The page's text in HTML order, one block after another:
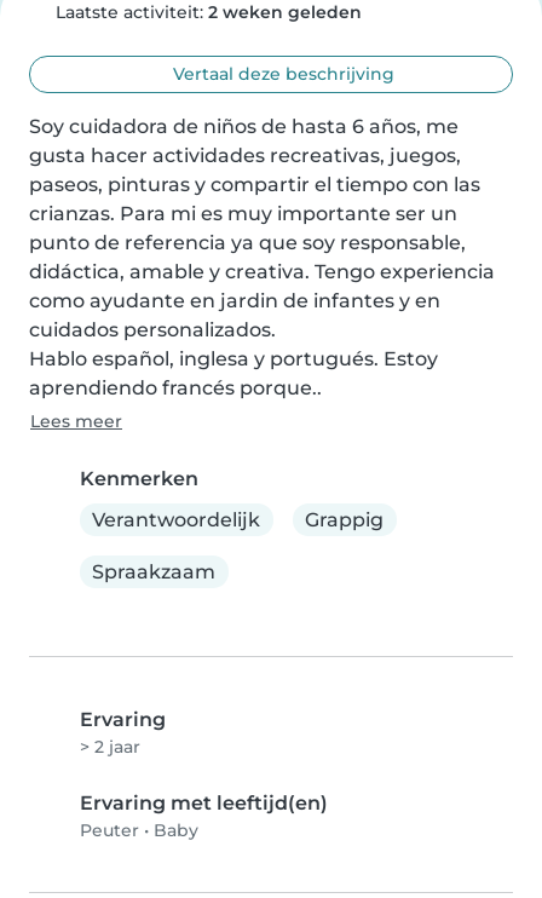
Laatste activiteit: 2 weken geleden
Vertaal deze beschrijving
Soy cuidadora de niños de hasta 6 años, me
gusta hacer actividades recreativas, juegos,
paseos, pinturas y compartir el tiempo con las
crianzas. Para mi es muy importante ser un
punto de referencia ya que soy responsable,
didáctica, amable y creativa. Tengo experiencia
como ayudante en jardin de infantes y en
cuidados personalizados.
Hablo español, inglesa y portugués. Estoy
aprendiendo francés porque..
Lees meer
Kenmerken
Verantwoordelijk
Grappig
Spraakzaam
Ervaring
> 2 jaar
Ervaring met leeftijd(en)
Peuter • Baby